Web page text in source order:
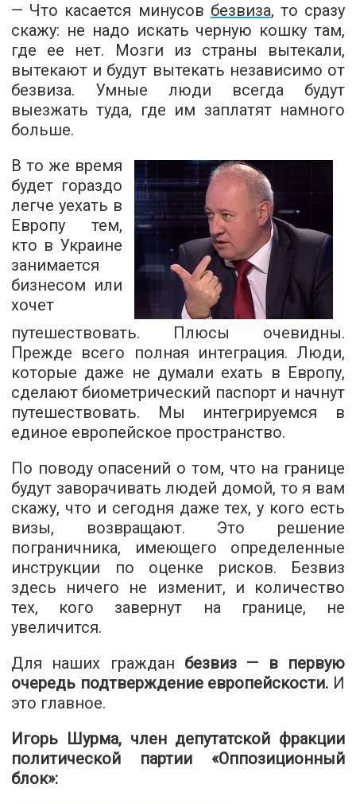
— Что касается минусов безвиза, то сразу
скажу: не надо искать черную кошку там,
где ее нет. Мозги из страны вытекали,
вытекают и будут вытекать независимо от
безвиза. Умные люди всегда будут
выезжать туда, где им заплатят намного
больше.
В то же время
будет гораздо
легче уехать в
Европу тем,
кто в Украине
занимается
бизнесом или
хочет
путешествовать. Плюсы очевидны.
Прежде всего полная интеграция. Люди,
которые даже не думали ехать в Европу,
сделают биометрический паспорт и начнут
путешествовать. Мы интегрируемся в
единое европейское пространство.
По поводу опасений о том, что на границе
будут заворачивать людей домой, то я вам
скажу, что и сегодня даже тех, у кого есть
визы, возвращают. Это решение
пограничника, имеющего определенные
инструкции по оценке рисков. Безвиз
здесь ничего не изменит, и количество
тех, кого завернут на границе, не
увеличится.
Для наших граждан безвиз — в первую
очередь подтверждение европейскости. И
это главное.
Игорь Шурма, член депутатской фракции
политической партии «Оппозиционный
блок»: